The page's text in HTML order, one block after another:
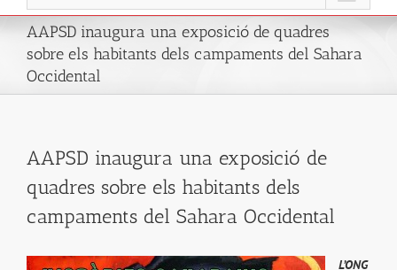
AAPSD inaugura una exposició de quadres
sobre els habitants dels campaments del Sahara
Occidental
AAPSD inaugura una exposició de
quadres sobre els habitants dels
campaments del Sahara Occidental
L’ONG